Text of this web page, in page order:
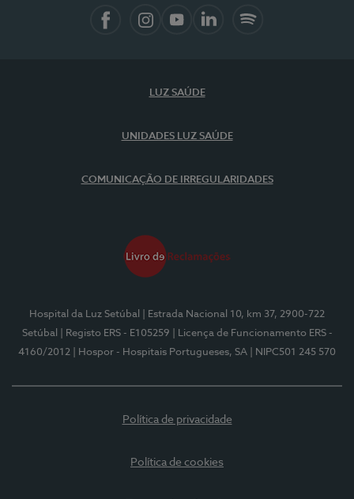
LUZ SAÚDE
UNIDADES LUZ SAÚDE
COMUNICAÇÃO DE IRREGULARIDADES
Hospital da Luz Setúbal
| Estrada Nacional 10, km 37, 2900-722
Setúbal
| Registo ERS - E105259
| Licença de Funcionamento ERS -
4160/2012
| Hospor - Hospitais Portugueses, SA | NIPC501 245 570
Política de privacidade
Política de cookies